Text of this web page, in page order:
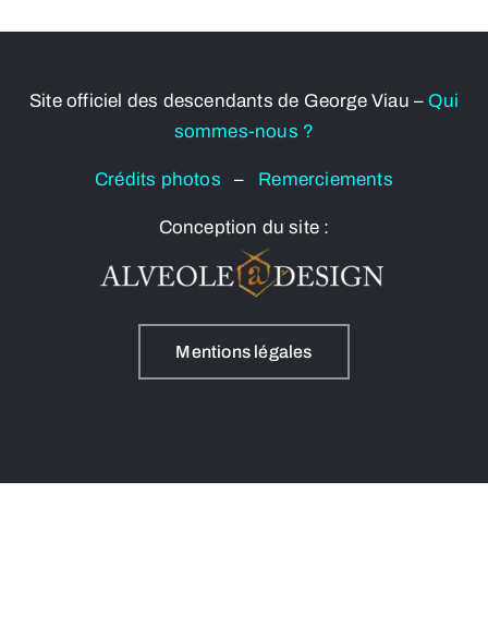
Site officiel des descendants de George Viau – Qui
sommes-nous ?
Crédits photos– Remerciements
Conception du site :
Mentions légales